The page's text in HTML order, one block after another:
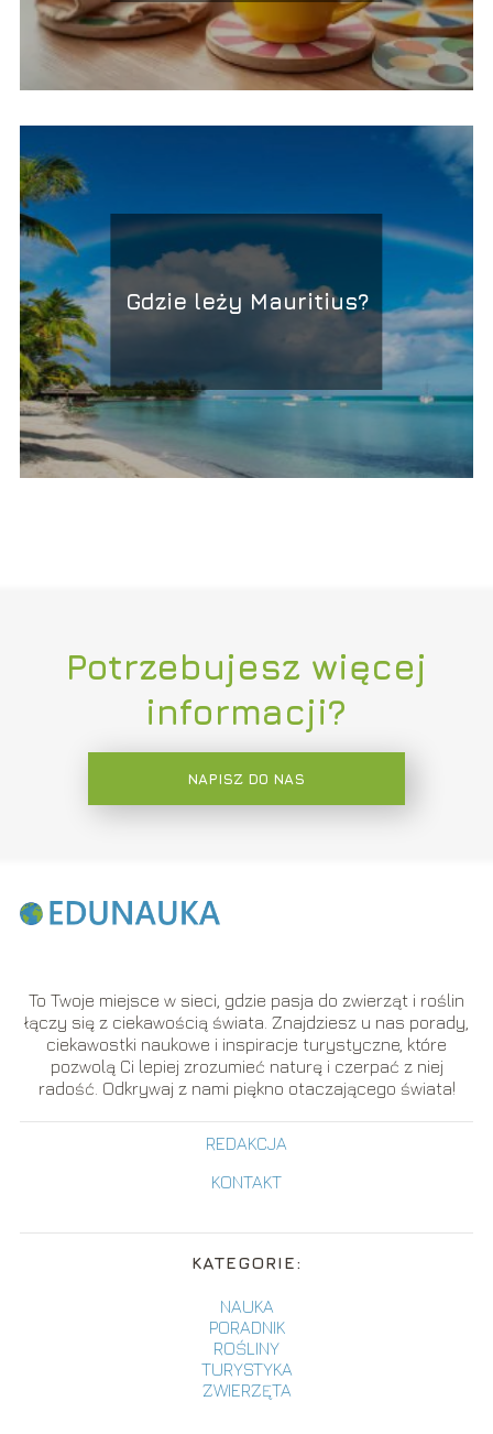
Gdzie leży Mauritius?
Potrzebujesz więcej
informacji?
NAPISZ DO NAS
To Twoje miejsce w sieci, gdzie pasja do zwierząt i roślin
łączy się z ciekawością świata. Znajdziesz u nas porady,
ciekawostki naukowe i inspiracje turystyczne, które
pozwolą Ci lepiej zrozumieć naturę i czerpać z niej
radość. Odkrywaj z nami piękno otaczającego świata!
REDAKCJA
KONTAKT
KATEGORIE:
NAUKA
PORADNIK
ROŚLINY
TURYSTYKA
ZWIERZĘTA